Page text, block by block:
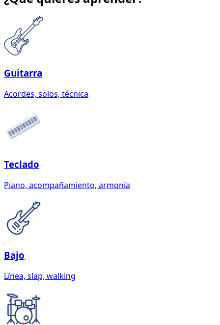
Guitarra
Acordes, solos, técnica
Teclado
Piano, acompañamiento, armonía
Bajo
Línea, slap, walking